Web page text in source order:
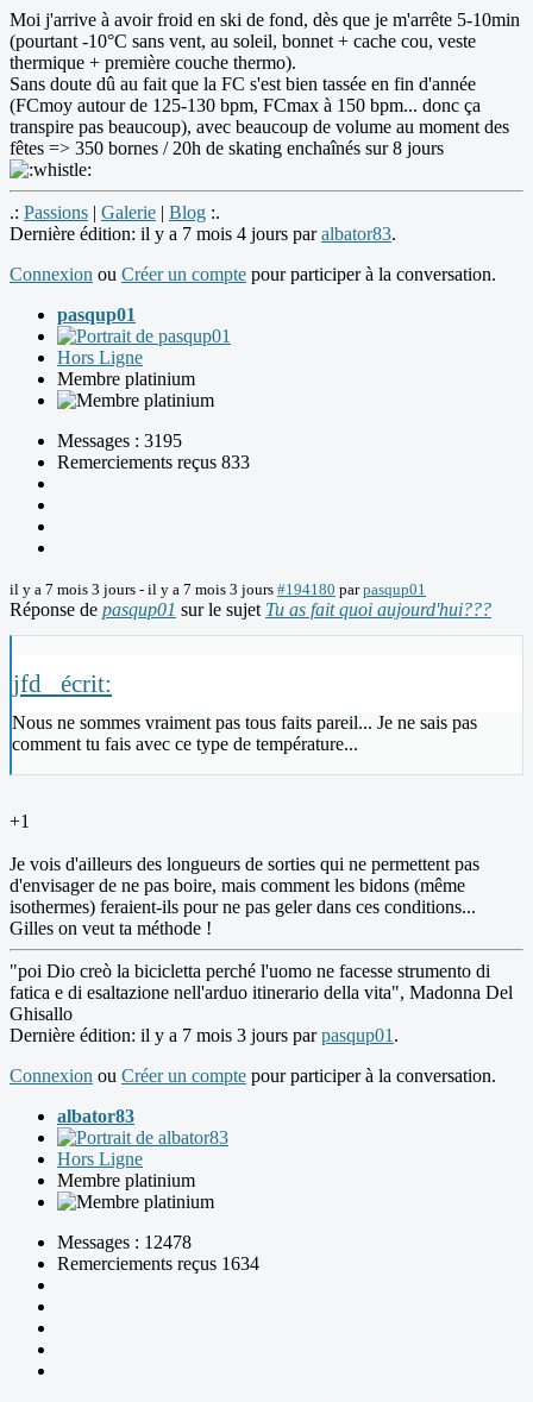
Moi j'arrive à avoir froid en ski de fond, dès que je m'arrête 5-10min
(pourtant -10°C sans vent, au soleil, bonnet + cache cou, veste
thermique + première couche thermo).
Sans doute dû au fait que la FC s'est bien tassée en fin d'année
(FCmoy autour de 125-130 bpm, FCmax à 150 bpm... donc ça
transpire pas beaucoup), avec beaucoup de volume au moment des
fêtes => 350 bornes / 20h de skating enchaînés sur 8 jours
.: Passions | Galerie | Blog :.
Dernière édition: il y a 7 mois 4 jours paralbator83.
Connexion ou Créer un compte pour participer à la conversation.
pasqup01
Hors Ligne
Membre platinium
Messages : 3195
Remerciements reçus 833
il y a 7 mois 3 jours - il y a 7 mois 3 jours #194180 parpasqup01
Réponse de pasqup01 sur le sujet Tu as fait quoi aujourd'hui???
jfd_ écrit:
Nous ne sommes vraiment pas tous faits pareil... Je ne sais pas
comment tu fais avec ce type de température...
+1
Je vois d'ailleurs des longueurs de sorties qui ne permettent pas
d'envisager de ne pas boire, mais comment les bidons (même
isothermes) feraient-ils pour ne pas geler dans ces conditions...
Gilles on veut ta méthode !
"poi Dio creò la bicicletta perché l'uomo ne facesse strumento di
fatica e di esaltazione nell'arduo itinerario della vita", Madonna Del
Ghisallo
Dernière édition: il y a 7 mois 3 jours parpasqup01 .
Connexion ou Créer un compte pour participer à la conversation.
albator83
Hors Ligne
Membre platinium
Messages : 12478
Remerciements reçus 1634